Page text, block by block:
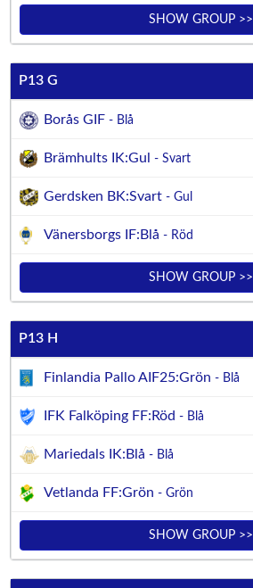
SHOW GROUP >>
P13 G
Borås GIF - Blå
Brämhults IK:Gul - Svart
Gerdsken BK:Svart - Gul
Vänersborgs IF:Blå - Röd
SHOW GROUP >>
P13 H
Finlandia Pallo AIF25:Grön - Blå
IFK Falköping FF:Röd - Blå
Mariedals IK:Blå - Blå
Vetlanda FF:Grön - Grön
SHOW GROUP >>